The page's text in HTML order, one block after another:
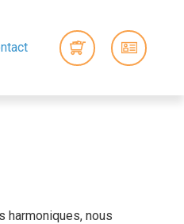
harmoniques, nous